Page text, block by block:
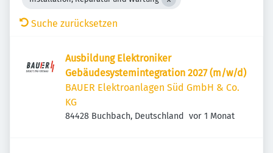
Suche zurücksetzen
Ausbildung Elektroniker
Gebäudesystemintegration 2027 (m/w/d)
BAUER Elektroanlagen Süd GmbH & Co.
KG
84428 Buchbach, Deutschland Veröffentlicht
vor 1 Monat